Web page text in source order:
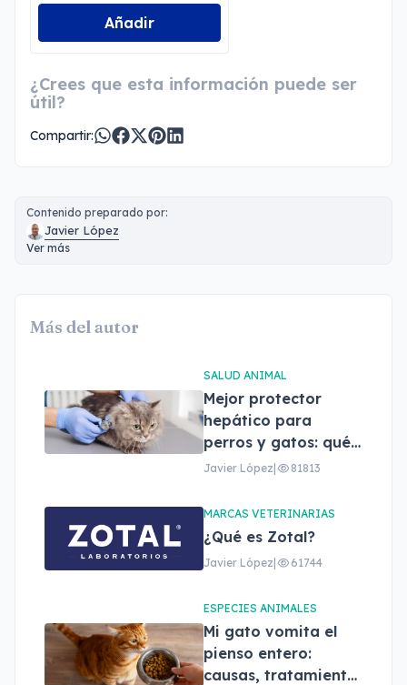
Añadir
¿Crees que esta información puede ser
útil?
Compartir:
Contenido preparado por:
Javier López
Ver más
Más del autor
SALUD ANIMAL
Mejor protector
hepático para
perros y gatos: qué
son, beneficios y
adecuado
Javier López 81813
MARCAS VETERINARIAS
¿Qué es Zotal?
Javier López 61744
ESPECIES ANIMALES
Mi gato vomita el
pienso entero:
causas, tratamiento